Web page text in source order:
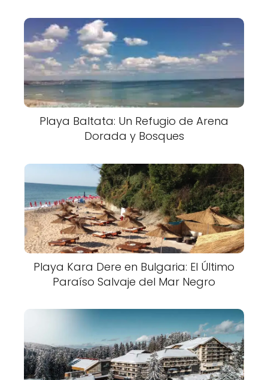
Playa Baltata: Un Refugio de Arena
Dorada y Bosques
Playa Kara Dere en Bulgaria: El Último
Paraíso Salvaje del Mar Negro